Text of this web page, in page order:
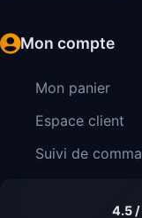
Mon compte
Mon panier
Espace client
Suivi de
4.5 /